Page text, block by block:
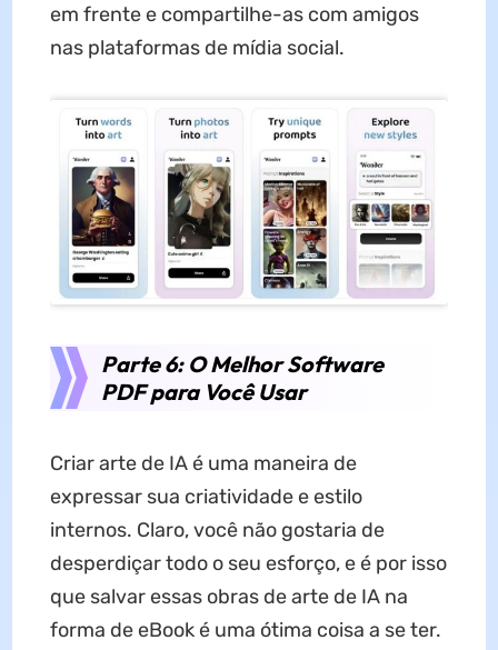
em frente e compartilhe-as com amigos
nas plataformas de mídia social.
Parte 6: O Melhor Software
PDF para Você Usar
Criar arte de IA é uma maneira de
expressar sua criatividade e estilo
internos. Claro, você não gostaria de
desperdiçar todo o seu esforço, e é por isso
que salvar essas obras de arte de IA na
forma de eBook é uma ótima coisa a se ter.